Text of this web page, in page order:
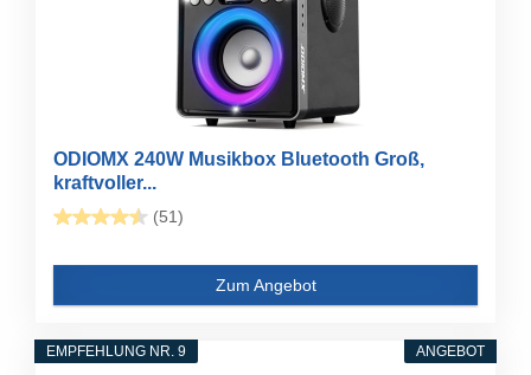
ODIOMX 240W Musikbox Bluetooth Groß,
kraftvoller...
(51)
Zum Angebot
ANGEBOT
EMPFEHLUNG NR. 9